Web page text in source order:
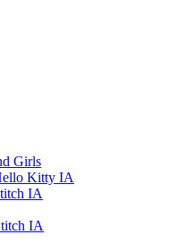
Girls
Kitty IA
IA
IA